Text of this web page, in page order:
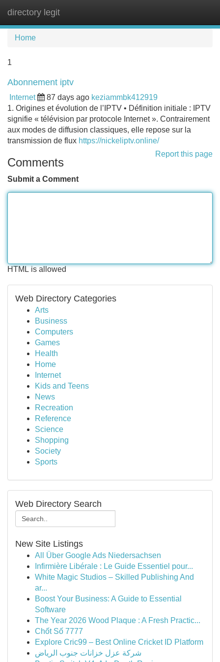
directory legit
Home
1
Abonnement iptv
Internet 87 days ago keziammbk412919
1. Origines et évolution de l’IPTV • Définition initiale : IPTV
signifie « télévision par protocole Internet ». Contrairement
aux modes de diffusion classiques, elle repose sur la
transmission de flux https://nickeliptv.online/
Report this page
Comments
Submit a Comment
HTML is allowed
Web Directory Categories
Arts
Business
Computers
Games
Health
Home
Internet
Kids and Teens
News
Recreation
Reference
Science
Shopping
Society
Sports
Web Directory Search
New Site Listings
All Über Google Ads Niedersachsen
Infirmière Libérale : Le Guide Essentiel pour...
White Magic Studios – Skilled Publishing And
ar...
Boost Your Business: A Guide to Essential
Software
The Year 2026 Wood Plaque : A Fresh Practic...
Chốt Số 7777
Explore Cric99 – Best Online Cricket ID Platform
شركة عزل خزانات جنوب الرياض